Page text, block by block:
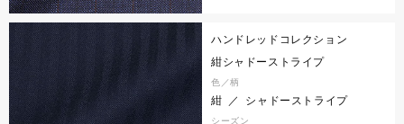
ハンドレッドコレクション
紺シャドーストライプ
色／柄
紺 ／ シャドーストライプ
シーズン